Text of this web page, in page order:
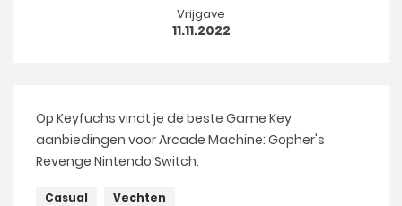
Vrijgave
11.11.2022
Op Keyfuchs vindt je de beste Game Key
aanbiedingen voor Arcade Machine: Gopher's
Revenge Nintendo Switch.
Casual Vechten